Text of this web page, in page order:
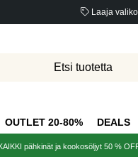
Laaja
OUTLET 20-80% DEALS
pähkinät ja kookosöljyt 50 %